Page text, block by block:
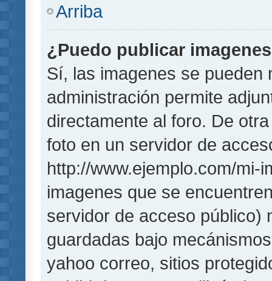
Arriba
¿Puedo publicar
Sí, las imagenes se pueden
administración permite
directamente al foro. De
foto en un servidor de
http://www.ejemplo.com/mi-
imagenes que se
servidor de acceso público)
guardadas bajo
yahoo correo, sitios